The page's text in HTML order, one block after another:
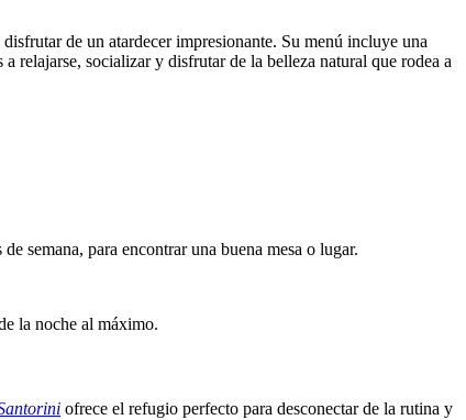
de un atardecer impresionante. Su menú incluye una
relajarse, socializar y disfrutar de la belleza natural que rodea a
semana, para encontrar una buena mesa o lugar.
la noche al máximo.
ofrece el refugio perfecto para desconectar de la rutina y